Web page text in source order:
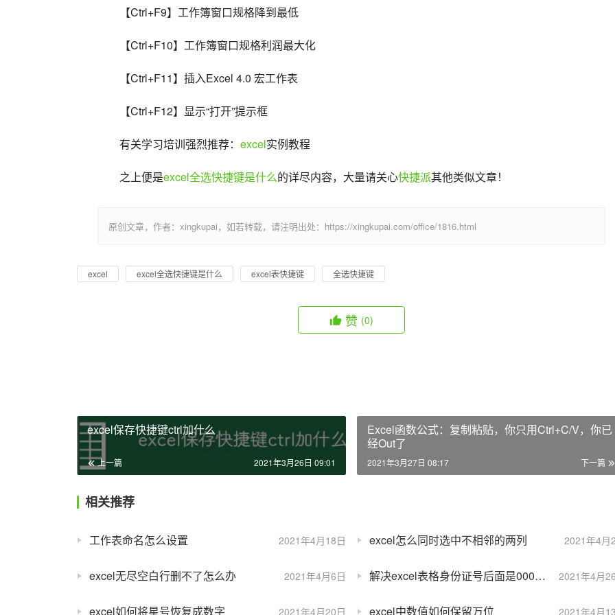
【Ctrl+F9】工作簿窗口规格降到最低
【Ctrl+F10】工作簿窗口规格利润最大化
【Ctrl+F11】插入Excel 4.0 宏工作表
【Ctrl+F12】显示“打开”提示框
有关学习培训强烈推荐： excel实例教程
之上便是excel全选快捷键是什么的详尽内容，大量请关心快捷派其他类似文章！
原创文章，作者：xingkupai，如若转载，请注明出处：https://xingkupai.com/office/1816.html
excel excel全选快捷键是什么 excel表快捷键 全选快捷键
赞 (0)
excel保存快捷键ctrl加什么
上一篇 2021年3月26日 09:01
Excel函数公式：复制粘贴，你只用Ctrl+C/V，你已
经Out了
下一篇
2021年3月27日 08:17
相关推荐
2021年4月18日
工作表命名怎么设置 2021年4月
excel怎么同时选中不相邻的两列
2021年4月6日
excel无尽空白行删不了怎么办 2021年4月
解决excel表格身份证号后面是000的问题
2021年4月20日
excel如何将星号恢复成数字 2021年4月
excel中数值如何保留万位